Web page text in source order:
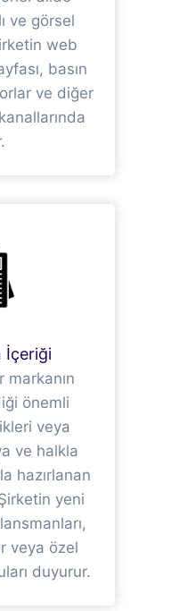
ve görsel
web
basın
ve diğer
İçeriği
markanın
önemli
veya
ve halkla
hazırlanan
yeni
veya özel
duyurur.